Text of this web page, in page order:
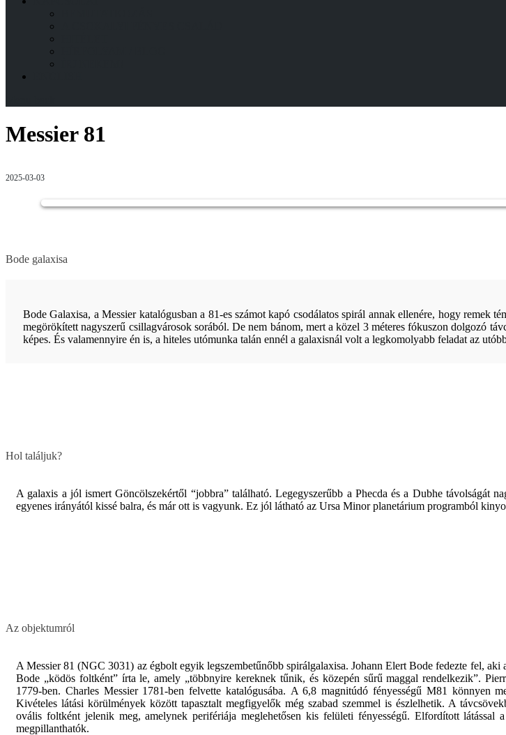
Messier 81
2025-03-03
Bode galaxisa
Bode Galaxisa, a Messier katalógusban a 81-es számot kapó csodálatos spirál annak ellenére, hogy remek
megörökített nagyszerű csillagvárosok sorából. De nem bánom, mert a közel 3 méteres fókuszon dolgozó
képes. És valamennyire én is, a hiteles utómunka talán ennél a galaxisnál volt a legkomolyabb feladat az
Hol találjuk?
A galaxis a jól ismert Göncölszekértől “jobbra” található. Legegyszerűbb a Phecda és a Dubhe távolságát
egyenes irányától kissé balra, és már ott is vagyunk. Ez jól látható az Ursa Minor planetárium programból
Az objektumról
A Messier 81 (NGC 3031) az égbolt egyik legszembetűnőbb spirálgalaxisa. Johann Elert Bode fedezte fel,
Bode „ködös foltként” írta le, amely „többnyire kereknek tűnik, és közepén sűrű maggal rendelkezik”.
1779-ben. Charles Messier 1781-ben felvette katalógusába. A 6,8 magnitúdó fényességű M81 könnyen
Kivételes látási körülmények között tapasztalt megfigyelők még szabad szemmel is észlelhetik. A
ovális foltként jelenik meg, amelynek perifériája meglehetősen kis felületi fényességű. Elfordított látással
megpillanthatók.